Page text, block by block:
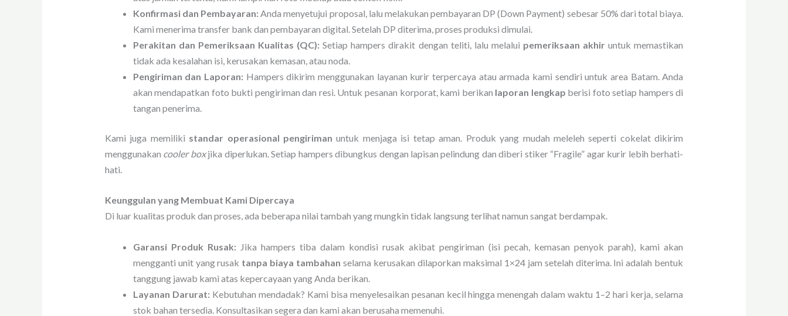
Konfirmasi dan Pembayaran: Anda menyetujui proposal, lalu melakukan pembayaran DP (Down Payment) sebesar 50% dari total biaya.
Kami menerima transfer bank dan pembayaran digital. Setelah DP diterima, proses produksi dimulai.
Perakitan dan Pemeriksaan Kualitas (QC): Setiap hampers dirakit dengan teliti, lalu melalui pemeriksaan akhir untuk memastikan
tidak ada kesalahan isi, kerusakan kemasan, atau noda.
Pengiriman dan Laporan: Hampers dikirim menggunakan layanan kurir terpercaya atau armada kami sendiri untuk area Batam. Anda
akan mendapatkan foto bukti pengiriman dan resi. Untuk pesanan korporat, kami berikan laporan lengkap berisi foto setiap hampers di
tangan penerima.
Kami juga memiliki standar operasional pengiriman untuk menjaga isi tetap aman. Produk yang mudah meleleh seperti cokelat dikirim
menggunakan cooler boxjika diperlukan. Setiap hampers dibungkus dengan lapisan pelindung dan diberi stiker “Fragile” agar kurir lebih berhati-
hati.
Keunggulan yang Membuat Kami Dipercaya
Di luar kualitas produk dan proses, ada beberapa nilai tambah yang mungkin tidak langsung terlihat namun sangat berdampak.
Garansi Produk Rusak: Jika hampers tiba dalam kondisi rusak akibat pengiriman (isi pecah, kemasan penyok parah), kami akan
mengganti unit yang rusak tanpa biaya tambahan selama kerusakan dilaporkan maksimal 1×24 jam setelah diterima. Ini adalah bentuk
tanggung jawab kami atas kepercayaan yang Anda berikan.
Layanan Darurat: Kebutuhan mendadak? Kami bisa menyelesaikan pesanan kecil hingga menengah dalam waktu 1–2 hari kerja, selama
stok bahan tersedia. Konsultasikan segera dan kami akan berusaha memenuhi.